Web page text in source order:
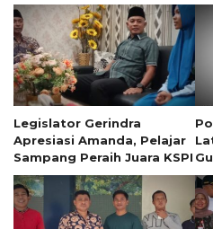
Legislator Gerindra
Apresiasi Amanda, Pelajar
Sampang Peraih Juara KSPI